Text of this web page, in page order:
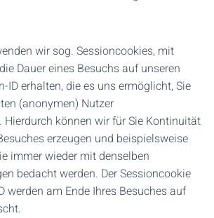
wir sog. Sessioncookies, mit
Dauer eines Besuchs auf unseren
ID erhalten, die es uns ermöglicht, Sie
(anonymen) Nutzer
Hierdurch können wir für Sie Kontinuität
erzeugen und beispielsweise
immer wieder mit denselben
bedacht werden. Der Sessioncookie
werden am Ende Ihres Besuches auf